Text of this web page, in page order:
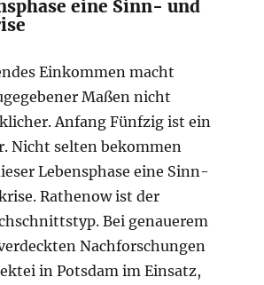
eine Sinn- und
Einkommen macht
Maßen nicht
Anfang Fünfzig ist ein
Nicht selten bekommen
Lebensphase eine Sinn-
Rathenow ist der
Bei genauerem
Nachforschungen
in Potsdam im Einsatz,